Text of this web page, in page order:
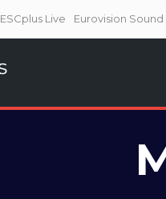
ESCplus Live Eurovision Sound